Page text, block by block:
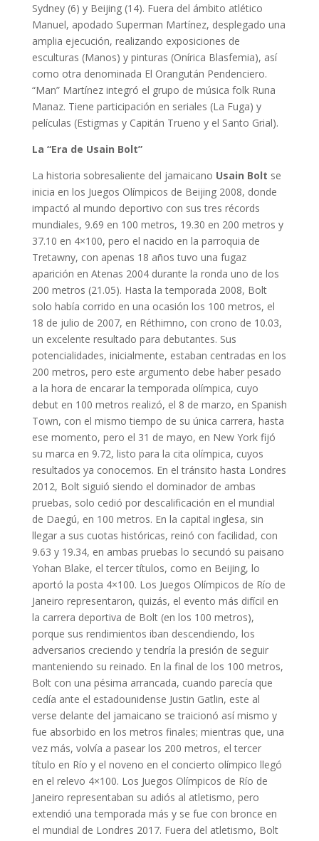
Sydney (6) y Beijing (14). Fuera del ámbito atlético
Manuel, apodado Superman Martínez, desplegado una
amplia ejecución, realizando exposiciones de
esculturas (Manos) y pinturas (Onírica Blasfemia), así
como otra denominada El Orangután Pendenciero.
“Man” Martínez integró el grupo de música folk Runa
Manaz. Tiene participación en seriales (La Fuga) y
películas (Estigmas y Capitán Trueno y el Santo Grial).
La “Era de Usain Bolt”
La historia sobresaliente del jamaicano Usain Bolt se
inicia en los Juegos Olímpicos de Beijing 2008, donde
impactó al mundo deportivo con sus tres récords
mundiales, 9.69 en 100 metros, 19.30 en 200 metros y
37.10 en 4×100, pero el nacido en la parroquia de
Tretawny, con apenas 18 años tuvo una fugaz
aparición en Atenas 2004 durante la ronda uno de los
200 metros (21.05). Hasta la temporada 2008, Bolt
solo había corrido en una ocasión los 100 metros, el
18 de julio de 2007, en Réthimno, con crono de 10.03,
un excelente resultado para debutantes. Sus
potencialidades, inicialmente, estaban centradas en los
200 metros, pero este argumento debe haber pesado
a la hora de encarar la temporada olímpica, cuyo
debut en 100 metros realizó, el 8 de marzo, en Spanish
Town, con el mismo tiempo de su única carrera, hasta
ese momento, pero el 31 de mayo, en New York fijó
su marca en 9.72, listo para la cita olímpica, cuyos
resultados ya conocemos. En el tránsito hasta Londres
2012, Bolt siguió siendo el dominador de ambas
pruebas, solo cedió por descalificación en el mundial
de Daegú, en 100 metros. En la capital inglesa, sin
llegar a sus cuotas históricas, reinó con facilidad, con
9.63 y 19.34, en ambas pruebas lo secundó su paisano
Yohan Blake, el tercer títulos, como en Beijing, lo
aportó la posta 4×100. Los Juegos Olímpicos de Río de
Janeiro representaron, quizás, el evento más difícil en
la carrera deportiva de Bolt (en los 100 metros),
porque sus rendimientos iban descendiendo, los
adversarios creciendo y tendría la presión de seguir
manteniendo su reinado. En la final de los 100 metros,
Bolt con una pésima arrancada, cuando parecía que
cedía ante el estadounidense Justin Gatlin, este al
verse delante del jamaicano se traicionó así mismo y
fue absorbido en los metros finales; mientras que, una
vez más, volvía a pasear los 200 metros, el tercer
título en Río y el noveno en el concierto olímpico llegó
en el relevo 4×100. Los Juegos Olímpicos de Río de
Janeiro representaban su adiós al atletismo, pero
extendió una temporada más y se fue con bronce en
el mundial de Londres 2017. Fuera del atletismo, Bolt